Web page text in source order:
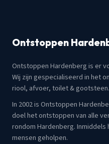
Ontstoppen
Ontstoppen Hardenberg is er
Wij zijn gespecialiseerd in het
riool, afvoer, toilet & gootsteen.
In 2002 is Ontstoppen
doel het ontstoppen van alle
rondom Hardenberg. Inmiddels
mensen geholpen.